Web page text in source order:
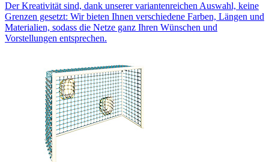
Der Kreativität sind, dank unserer variantenreichen Auswahl, keine
Grenzen gesetzt: Wir bieten Ihnen verschiedene Farben, Längen und
Materialien, sodass die Netze ganz Ihren Wünschen und
Vorstellungen entsprechen.